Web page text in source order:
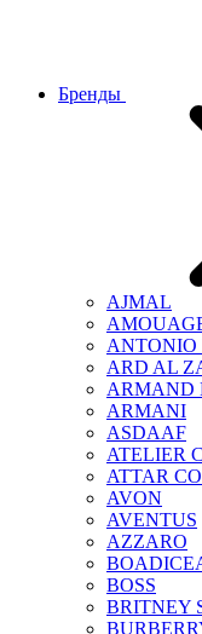
Бренды
AJMAL
ANTONIO
ARD AL
ARMAND
ARMANI
ASDAAF
ATELIER
ATTAR
AVON
AVENTUS
AZZARO
BOSS
BRITNEY